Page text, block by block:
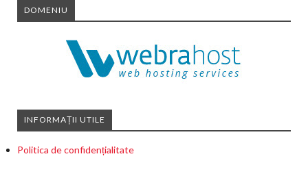
DOMENIU
INFORMAȚII UTILE
Politica de confidențialitate